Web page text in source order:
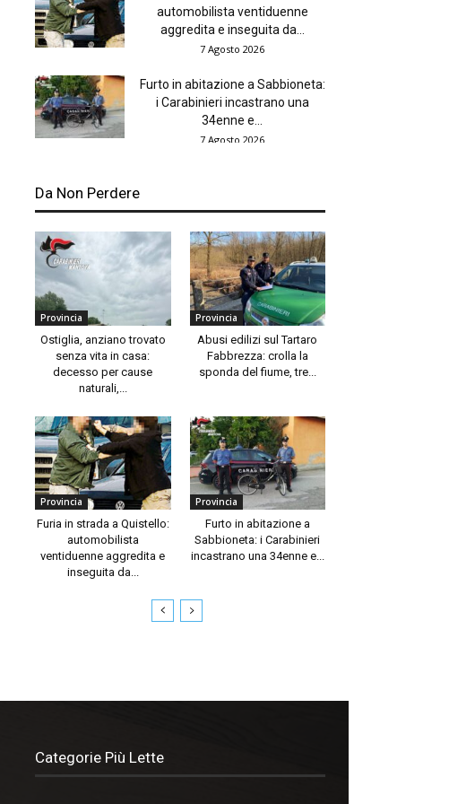
automobilista ventiduenne
aggredita e inseguita da...
7 Agosto 2026
Furto in abitazione a Sabbioneta:
i Carabinieri incastrano una
34enne e...
7 Agosto 2026
Da Non Perdere
Provincia
Ostiglia, anziano trovato
senza vita in casa:
decesso per cause
naturali,...
Provincia
Abusi edilizi sul Tartaro
Fabbrezza: crolla la
sponda del fiume, tre...
Provincia
Furia in strada a Quistello:
automobilista
ventiduenne aggredita e
inseguita da...
Provincia
Furto in abitazione a
Sabbioneta: i Carabinieri
incastrano una 34enne e...
Categorie Più Lette